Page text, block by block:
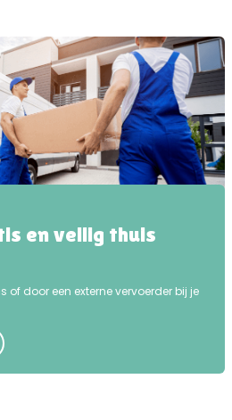
en veilig thuis
of door een externe vervoerder bij je